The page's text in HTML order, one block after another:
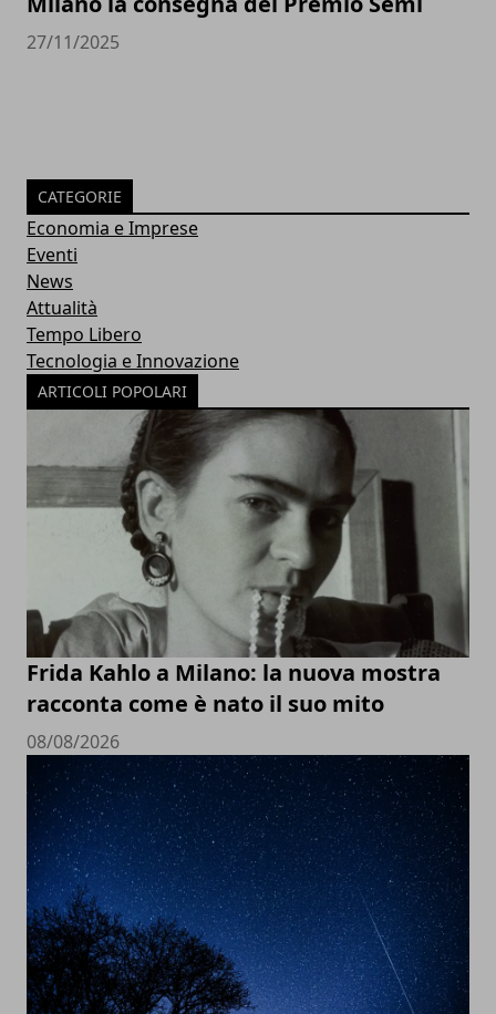
27/11/2025
CATEGORIE
Economia e Imprese
Eventi
News
Attualità
Tempo Libero
Tecnologia e Innovazione
ARTICOLI POPOLARI
Frida Kahlo a Milano: la nuova mostra
racconta come è nato il suo mito
08/08/2026